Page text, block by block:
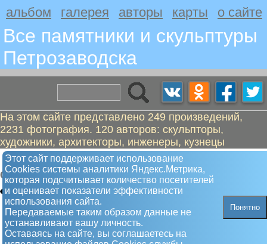
альбом галерея авторы карты о сайте
Все памятники и скульптуры
Петрозаводскa
На этом сайте представлено 249 произведений,
2231 фотография. 120 авторов: скульпторы,
художники, архитекторы, инженеры, кузнецы
Этот сайт поддерживает использование
Сookies системы аналитики Яндекс.Метрика,
которая подсчитывает количество посетителей
и оценивает показатели эффективности
использования сайта.
Передаваемые таким образом данные не
устанавливают вашу личность.
Оставаясь на сайте, вы соглашаетесь на
Понятно
Волна дружбы
Скульптура